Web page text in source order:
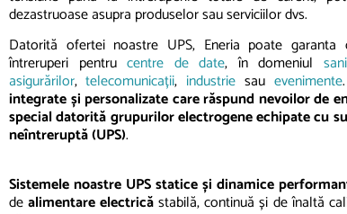
dezastruoase asupra produselor sau serviciilor dvs.
Datorită ofertei noastre UPS, Eneria poate
întreruperi pentru centre de date, în domeniul
asigurărilor, telecomunicații, industrie sau evenimente.
integrate și personalizate care răspund nevoilor de
special datorită grupurilor electrogene echipate cu
neîntreruptă (UPS).
Sistemele noastre UPS statice și dinamice
dealimentare electricăstabilă, continuă și de înaltă